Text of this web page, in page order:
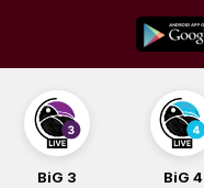
content
BiG 3 BiG 4